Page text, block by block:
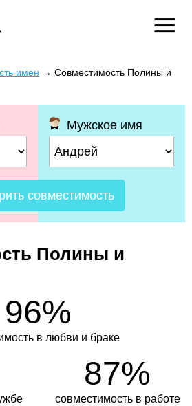
имен → Совместимость Полины и
Мужское имя
совместимость
Полины и
96%
в любви и браке
87%
совместимость в работе